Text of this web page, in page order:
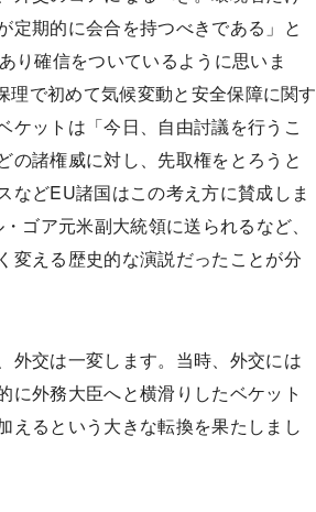
定期的に会合を持つべきである」と
り確信をついているように思いま
で初めて気候変動と安全保障に関す
ケットは「今日、自由討議を行うこ
の諸権威に対し、先取権をとろうと
などEU諸国はこの考え方に賛成しま
ゴア元米副大統領に送られるなど、
変える歴史的な演説だったことが分
外交は一変します。当時、外交には
に外務大臣へと横滑りしたベケット
えるという大きな転換を果たしまし